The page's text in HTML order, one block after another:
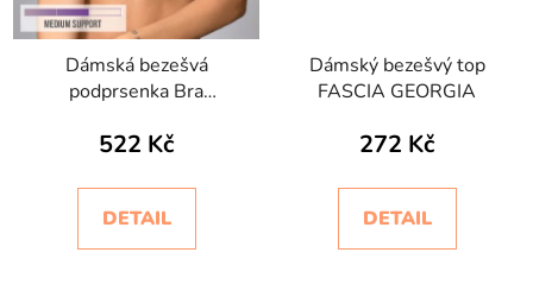
Dámská bezešvá
podprsenka Bra
Intimidea
522 Kč
DETAIL
Dámský bezešvý top
FASCIA GEORGIA
272 Kč
DETAIL